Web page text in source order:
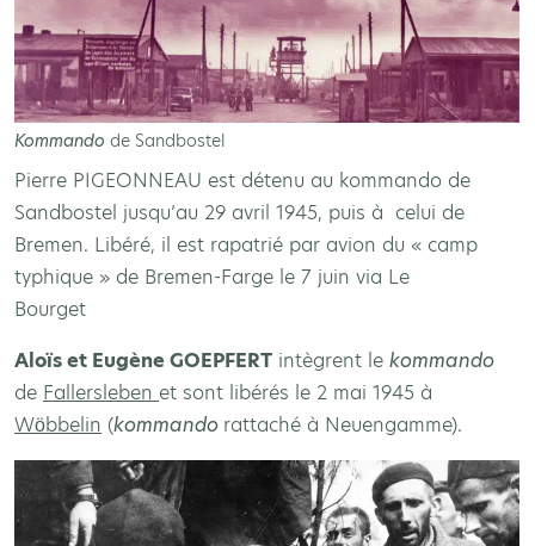
Kommandode Sandbostel
Pierre PIGEONNEAU est détenu au kommando de
Sandbostel jusqu’au 29 avril 1945, puis à celui de
Bremen. Libéré, il est rapatrié par avion du « camp
typhique » de Bremen-Farge le 7 juin via Le
Bourget
Aloïs et Eugène GOEPFERT intègrent le kommando
de Fallersleben et sont libérés le 2 mai 1945 à
Wöbbelin (kommando rattaché à Neuengamme).